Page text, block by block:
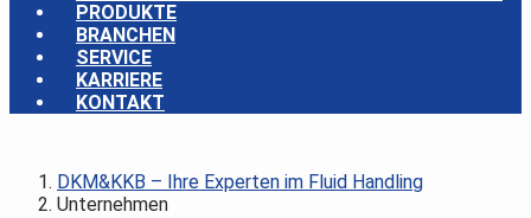
PRODUKTE
BRANCHEN
SERVICE
KARRIERE
KONTAKT
DKM&KKB – Ihre Experten im Fluid Handling
Unternehmen